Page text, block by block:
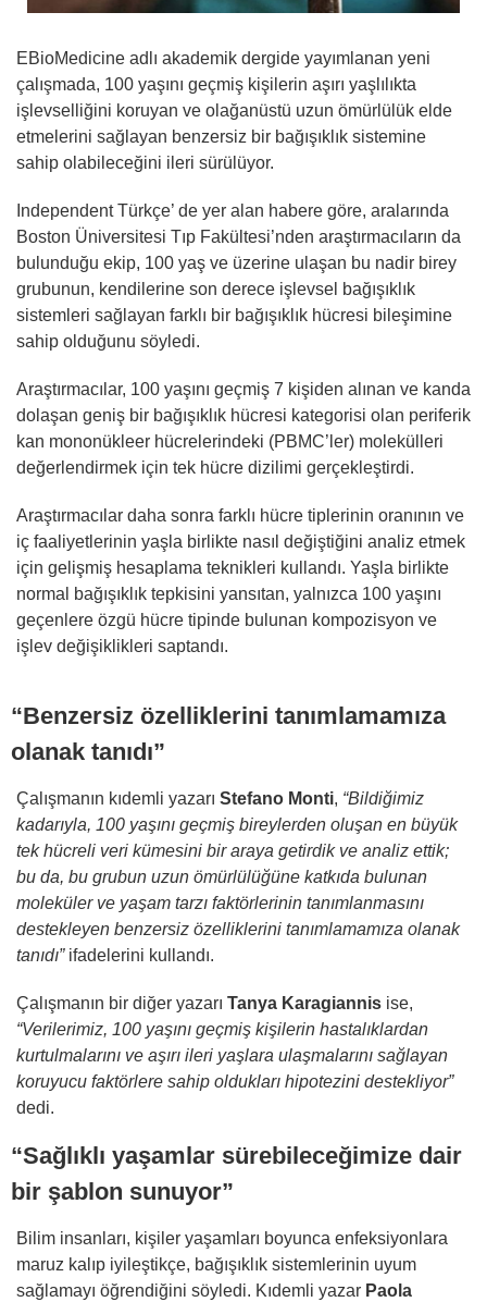
EBioMedicine adlı akademik dergide yayımlanan yeni
çalışmada, 100 yaşını geçmiş kişilerin aşırı yaşlılıkta
işlevselliğini koruyan ve olağanüstü uzun ömürlülük elde
etmelerini sağlayan benzersiz bir bağışıklık sistemine
sahip olabileceğini ileri sürülüyor.
Independent Türkçe’ de yer alan habere göre, aralarında
Boston Üniversitesi Tıp Fakültesi’nden araştırmacıların da
bulunduğu ekip, 100 yaş ve üzerine ulaşan bu nadir birey
grubunun, kendilerine son derece işlevsel bağışıklık
sistemleri sağlayan farklı bir bağışıklık hücresi bileşimine
sahip olduğunu söyledi.
Araştırmacılar, 100 yaşını geçmiş 7 kişiden alınan ve kanda
dolaşan geniş bir bağışıklık hücresi kategorisi olan periferik
kan mononükleer hücrelerindeki (PBMC’ler) molekülleri
değerlendirmek için tek hücre dizilimi gerçekleştirdi.
Araştırmacılar daha sonra farklı hücre tiplerinin oranının ve
iç faaliyetlerinin yaşla birlikte nasıl değiştiğini analiz etmek
için gelişmiş hesaplama teknikleri kullandı. Yaşla birlikte
normal bağışıklık tepkisini yansıtan, yalnızca 100 yaşını
geçenlere özgü hücre tipinde bulunan kompozisyon ve
işlev değişiklikleri saptandı.
“Benzersiz özelliklerini tanımlamamıza
olanak tanıdı”
Çalışmanın kıdemli yazarı Stefano Monti, “Bildiğimiz
kadarıyla, 100 yaşını geçmiş bireylerden oluşan en büyük
tek hücreli veri kümesini bir araya getirdik ve analiz ettik;
bu da, bu grubun uzun ömürlülüğüne katkıda bulunan
moleküler ve yaşam tarzı faktörlerinin tanımlanmasını
destekleyen benzersiz özelliklerini tanımlamamıza olanak
tanıdı”ifadelerini kullandı.
Çalışmanın bir diğer yazarı Tanya Karagiannis ise,
“Verilerimiz, 100 yaşını geçmiş kişilerin hastalıklardan
kurtulmalarını ve aşırı ileri yaşlara ulaşmalarını sağlayan
koruyucu faktörlere sahip oldukları hipotezini destekliyor”
dedi.
“Sağlıklı yaşamlar sürebileceğimize dair
bir şablon sunuyor”
Bilim insanları, kişiler yaşamları boyunca enfeksiyonlara
maruz kalıp iyileştikçe, bağışıklık sistemlerinin uyum
sağlamayı öğrendiğini söyledi. Kıdemli yazar Paola